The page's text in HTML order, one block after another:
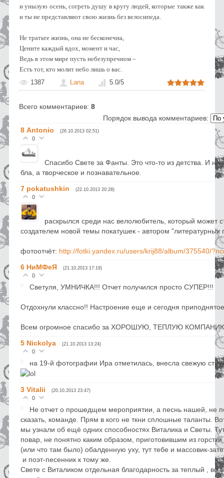
и унылую осень, согреть душу в кругу людей, которые также как
и ты не представляют свою жизнь без велосипеда.
Не тратьте жизнь, она не бесконечна,
Цените каждый вдох, момент и час,
Ведь в этом мире пусть небезупречном –
Есть тот, кто молит небо лишь о вас.
1387
Lana 5.0/5
Всего комментариев: 8
Порядок вывода комментариев:
8 Antonio (26.10.2013 02:51)
0
Спасибо Свете за Фанты. Это что-то из детства. И не
бла, а творческое и познавательное.
7 pokatushkin (22.10.2013 20:28)
0
раскрылся среди нас велолюбитель, который может
создателем новой темы покатушек - автором "литературных
фотоотчёт: http://fotki.yandex.ru/users/krij88/album/375540/
6 НиМФеЯ (21.10.2013 17:19)
0
Светуля, УМНИЧКА!!! Отчет получился просто СУПЕР!!!
Отдохнули классно!! Настроение еще и сегодня
Всем огромное спасибо за ХОРОШУЮ, ТЕПЛУЮ
5 Nickolya (21.10.2013 13:24)
0
на 19-й фотографии Ира отметилась, внесла свежую
3 Vitalii (20.10.2013 23:47)
0
Не отчет о прошедщем мероприятии, а песнь нашей, не
сказать, команде. Прям в кого не ткни сплошные таланты.
мы узнали об ещё одних способностях Виталика и Светы.
повар, не понятно каким образом, приготовившим из горстки
(или что там было) обалденную уху, тут тебе и массовик-
и поэт-песенник к тому же.
Свете с Виталиком отдельная благодарность за теплый , во